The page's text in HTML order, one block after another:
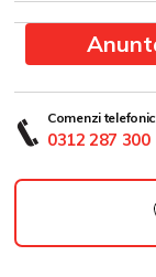
Comenzi
0312 287 300